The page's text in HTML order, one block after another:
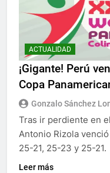
ACTUALIDAD
¡Gigante! Perú
Copa
Gonzalo Sánchez
Tras ir perdiente en
Antonio Rizola
25-21, 25-23 y 25-21.
Leer más